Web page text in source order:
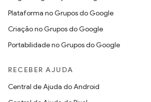
Plataforma no Grupos do Google
Criação no Grupos do Google
Portabilidade no Grupos do Google
RECEBER AJUDA
Central de Ajuda do Android